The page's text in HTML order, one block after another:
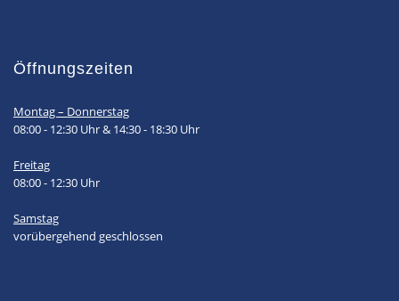
Öffnungszeiten
Montag – Donnerstag
08:00 - 12:30 Uhr & 14:30 - 18:30 Uhr
Freitag
08:00 - 12:30 Uhr
Samstag
vorübergehend geschlossen